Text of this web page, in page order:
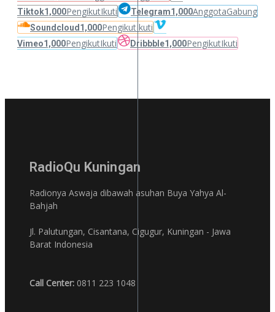
Tiktok1,000PengikutIkuti Telegram1,000AnggotaGabung
Soundcloud 1,000PengikutIkuti
Vimeo1,000PengikutIkuti Dribbble1,000PengikutIkuti
RadioQu Kuningan
Radionya Aswaja dibawah asuhan Buya Yahya Al-
Bahjah
Jl. Palutungan, Cisantana, Cigugur, Kuningan - Jawa
Barat Indonesia
Call Center: 0811 223 1048